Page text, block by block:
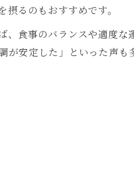
るのもおすすめです。
食事のバランスや適度な
安定した」といった声も